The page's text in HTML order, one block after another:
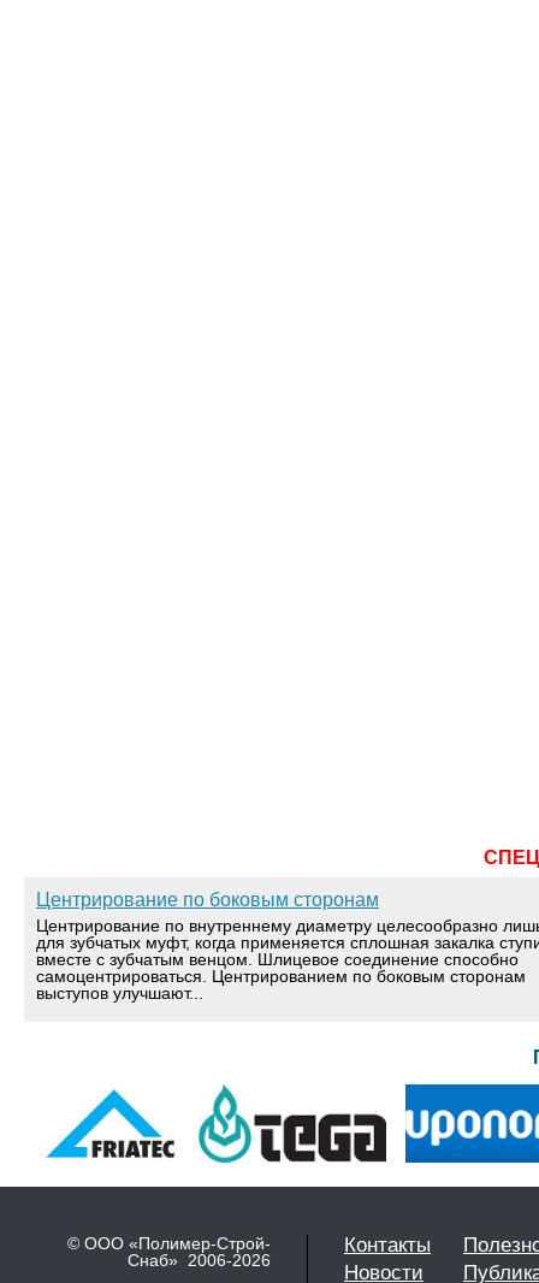
Центрирование по боковым сторонам
Центрирование по внутреннему диаметру целесообразно
для зубчатых муфт, когда применяется сплошная закалка
вместе с зубчатым венцом. Шлицевое соединение способно
самоцентрироваться. Центрированием по боковым сторонам
выступов улучшают...
© ООО «Полимер-Строй-
Снаб» 2006-2026
Контакты
Новости